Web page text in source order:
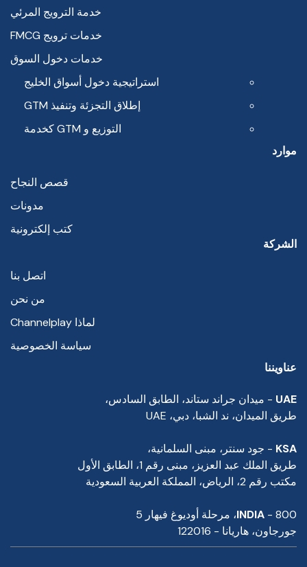
خدمة الترويج المرئي
خدمات ترويج FMCG
خدمات دخول السوق
استراتيجية دخول أسواق الخليج
إطلاق التجزئة وتنفيذ GTM
التوزيع و GTM كخدمة
موارد
قصص النجاح
مدونات
كتب إلكترونية
الشركة
اتصل بنا
من نحن
لماذا Channelplay
سياسة الخصوصية
عناويننا
UAE - ميدان جراند ستاند، الطابق السادس،
طريق الميدان، ند الشبا، دبي، UAE
KSA - جود سنتر، مبنى السلمانية،
طريق الملك عبد العزيز، مبنى رقم 1، الطابق الأول
مكتب رقم 2، الرياض، المملكة العربية السعودية
INDIA - 800، مرحلة أوديوغ فيهار 5
جورجاون، هاريانا - 122016